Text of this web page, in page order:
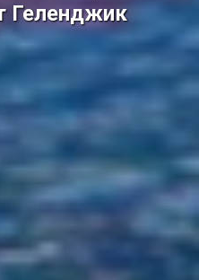
Геленджик